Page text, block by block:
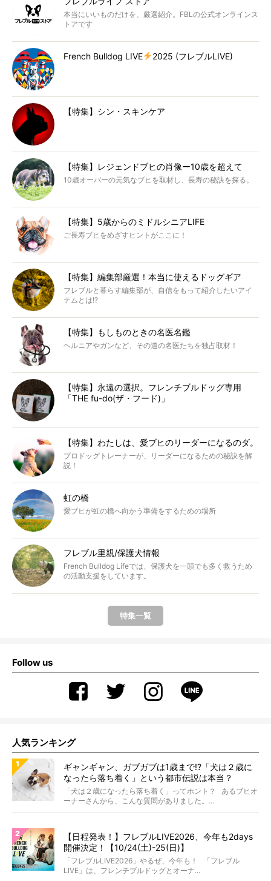
本当にいいものだけを、厳選紹介。FBLの公式オンラインス
トアです
French Bulldog LIVE 2025 (フレブルLIVE)
【特集】シン・スキンケア
【特集】レジェンドブヒの肖像ー10歳を超えて
10歳オーバーの元気なブヒを取材し、長寿の秘訣を探る。
【特集】5歳からのミドルシニアLIFE
ご長寿ブヒをめざすヒントがここに！
【特集】編集部厳選！本当に使えるドッグギア
フレブルと暮らす編集部が、自信をもって紹介したいアイ
テムとは!?
【特集】もしものときの名医名鑑
ヘルニアやガンなど、その道の名医たちを独占取材！
【特集】永遠の選択。フレンチブルドッグ専用
「THE fu-do(ザ・フード)」
【特集】わたしは、愛ブヒのリーダーになるのダ。
プロドッグトレーナーが、リーダーになるための秘訣を解
説！
虹の橋
愛ブヒが虹の橋へ向かう準備をするための場所
フレブル里親/保護犬情報
French Bulldog Lifeでは、保護犬を一頭でも多く救うため
の活動支援をしています。
特集一覧
Follow us
人気ランキング
ギャンギャン、ガブガブは1歳まで!?「犬は２歳に
なったら落ち着く」という都市伝説は本当？
「犬は２歳になったら落ち着く」ってホント？ あるブヒオ
ーナーさんから、こんな質問がありました。...
【日程発表！】フレブルLIVE2026、今年も2days
開催決定！【10/24(土)-25(日)】
「フレブルLIVE2026」やるぜ、今年も！ 「フレブル
LIVE」は、フレンチブルドッグとオーナ...